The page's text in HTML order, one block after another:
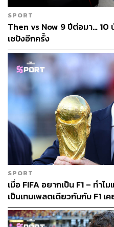
หมวกกันน็อกจำลองขนาดเ
ปรีซ์ มีจำหน่ายบนเว็บไซต์ข
หลังจบไมอามี เราได้แข่งขัน
เลยพาสมาชิกในครอบครัวข
เพราะผมไม่ได้พบเจอพวกเขา
ต่อเนื่อง
Looky หนึ่งในแมวของเราได้
ของผมก็กำลังใช้เวลารับมือกั
พวกเขามาที่อิตาลี เป็นช่วงเว
ของผมคนหนึ่งไม่สามารถมาไ
ประเทศไทย เพื่อไปพบปู่กับย่
กลับมาด้วย เพราะของที่ผมมี
SPORT
Then vs Now 9 ปีต่อมา… 10
เซปังอีกครั้ง
SPORT
เมื่อ FIFA อยากเป็น F1 – ทำ
เป็นเทมเพลตเดียวกันกับ F1 เ